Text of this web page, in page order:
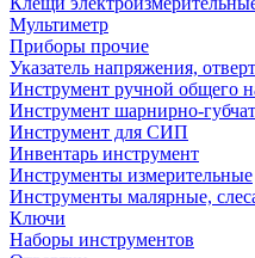
Мультиметр
Приборы прочие
Указатель напряжения,
Инструмент ручной общего
Инструмент шарнирно-
Инструмент для СИП
Инвентарь инструмент
Инструменты измерительные
Инструменты малярные,
Ключи
Наборы инструментов